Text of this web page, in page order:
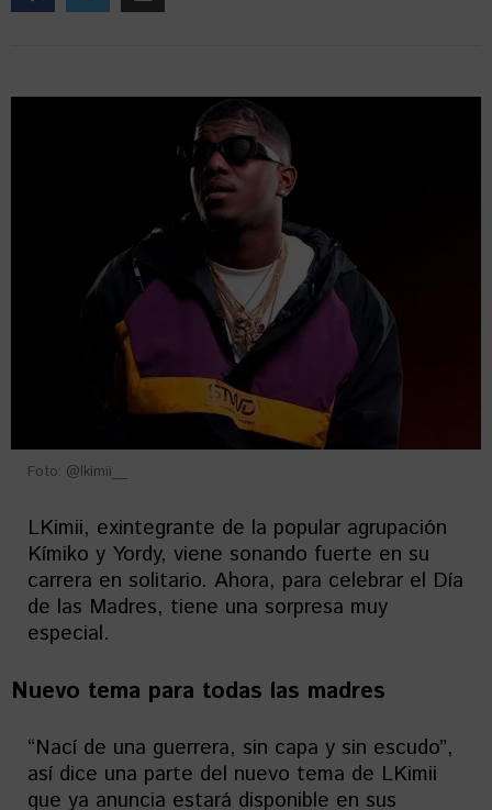
Foto: @lkimii__
LKimii, exintegrante de la popular agrupación
Kímiko y Yordy, viene sonando fuerte en su
carrera en solitario. Ahora, para celebrar el Día
de las Madres, tiene una sorpresa muy
especial.
Nuevo tema para todas las madres
“Nací de una guerrera, sin capa y sin escudo”,
así dice una parte del nuevo tema de LKimii
que ya anuncia estará disponible en sus